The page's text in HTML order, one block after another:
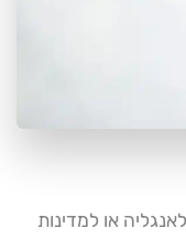
או למדינות